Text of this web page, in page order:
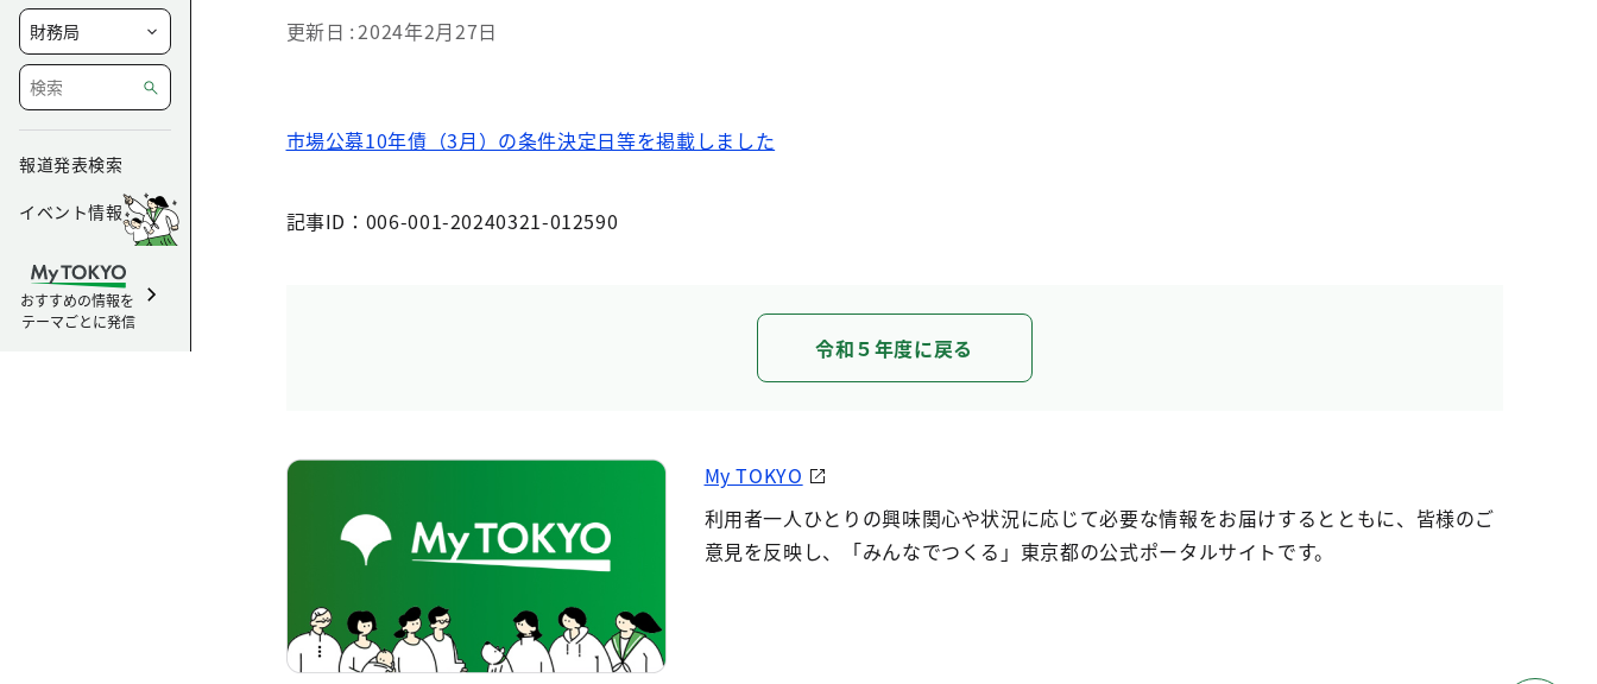
報道発表検索
イベント情報
おすすめの情報を
テーマごとに発信
更新日 2024年2月27日
市場公募10年債（3月）の条件決定日等を掲載しました
記事ID：006-001-20240321-012590
令和５年度に戻る
My TOKYO
利用者一人ひとりの興味関心や状況に応じて必要な情報をお届けするとともに、皆様のご
意見を反映し、「みんなでつくる」東京都の公式ポータルサイトです。